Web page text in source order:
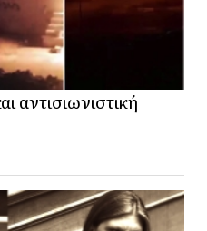
αντισιωνιστική